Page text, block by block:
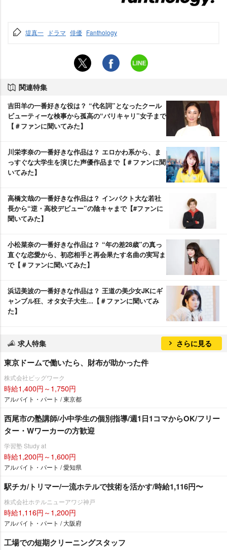
堤真一 ドラマ 俳優 Fanthology
関連特集
吉田羊の一番好きな役は？ “代名詞”となったクール
ビューティーな検事から孤高の“バリキャリ”女子まで
【＃ファンに聞いてみた】
川栄李奈の一番好きな作品は？ エロかわ系から、ま
っすぐな大学生を演じた声優作品まで【＃ファンに聞
いてみた】
高橋文哉の一番好きな作品は？ インパクト大な若社
長から“逆・高校デビュー”の陰キャまで【#ファンに
聞いてみた】
小松菜奈の一番好きな作品は？ “年の差28歳”の真っ
直ぐな恋愛から、初恋相手と再会果たす名曲の実写ま
で【＃ファンに聞いてみた】
浜辺美波の一番好きな作品は？ 王道の美少女JKにギ
ャンブル狂、オタ女子大生…【＃ファンに聞いてみ
た】
求人特集 さらに見る
東京ドームで働いたら、財布が助かった件
株式会社ビッグワーク
時給1,400円～1,750円
アルバイト・パート / 東京都
西尾市の塾講師/小中学生の個別指導/週1日1コマからOK/フリー
ター・Wワーカーの方歓迎
学習塾 Study at
時給1,200円～1,600円
アルバイト・パート / 愛知県
駅チカ/トリマー/一流ホテルで技術を活かす/時給1,116円〜
株式会社ホテルニューアワジ神戸
時給1,116円～1,200円
アルバイト・パート / 大阪府
工場での短期クリーニングスタッフ